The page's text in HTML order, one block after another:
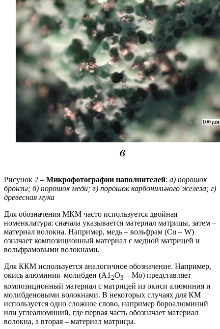
Рисунок 2 – Микрофотографии наполнителей: а) порошок
бронзы; б) порошок меди; в) порошок карбонильного железа; г)
древесная мука
Для обозначения МКМ часто используется двойная
номенклатура: сначала указывается материал матрицы, затем –
материал волокна. Например, медь – вольфрам (Cu – W)
означает композиционный материал с медной матрицей и
вольфрамовыми волокнами.
Для ККМ используется аналогичное обозначение. Например,
окись алюминия–молибден (А1 2О3 – Мо) представляет
композиционный материал с матрицей из окиси алюминия и
молибденовыми волокнами. В некоторых случаях для КМ
используется одно сложное слово, например бороалюминий
или углеалюминий, где первая часть обозначает материал
волокна, а вторая – материал матрицы.